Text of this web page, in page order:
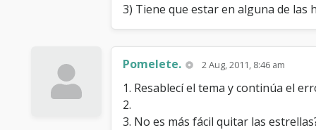
3) Tiene que estar en alguna de las
Pomelete. 2 Aug, 2011, 8:46 am
1. Resablecí el tema y continúa el
2.
3. No es más fácil quitar las